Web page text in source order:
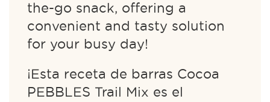
the-go snack, offering a
convenient and tasty solution
for your busy day!
¡Esta receta de barras Cocoa
PEBBLES Trail Mix es el